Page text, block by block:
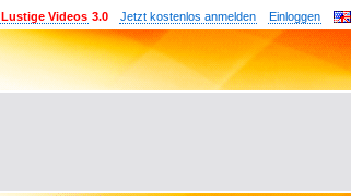
Einloggen
Jetzt kostenlos anmelden
Lustige Videos 3.0